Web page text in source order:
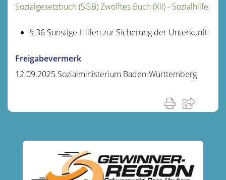
Sozialgesetzbuch (SGB) Zwölftes Buch (XII) - Sozialhilfe:
§ 36 Sonstige Hilfen zur Sicherung der Unterkunft
Freigabevermerk
12.09.2025 Sozialministerium Baden-Württemberg